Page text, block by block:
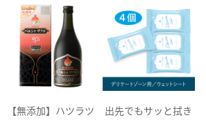
出先でもサッと拭き
【黒ザクロを丸ごと